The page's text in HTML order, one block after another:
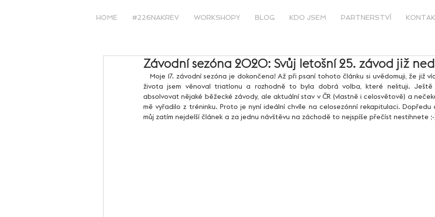
HOME #226NAKREV WORKSHOPY BLOG KDO JSEM PARTNERSTVÍ
Závodní sezóna 2020: Svůj letošní 25. závod již
života jsem věnoval triatlonu a rozhodně to byla dobrá volba, které nelituji. Ještě
absolvovat nějaké běžecké závody, ale aktuální stav v ČR (vlastně i celosvětově) a
mě vyřadilo z tréninku. Proto je nyní ideální chvíle na celosezónní rekapitulaci. Dopředu
můj zatím nejdelší článek a za jednu návštěvu na záchodě to nejspíše přečíst nestihnete